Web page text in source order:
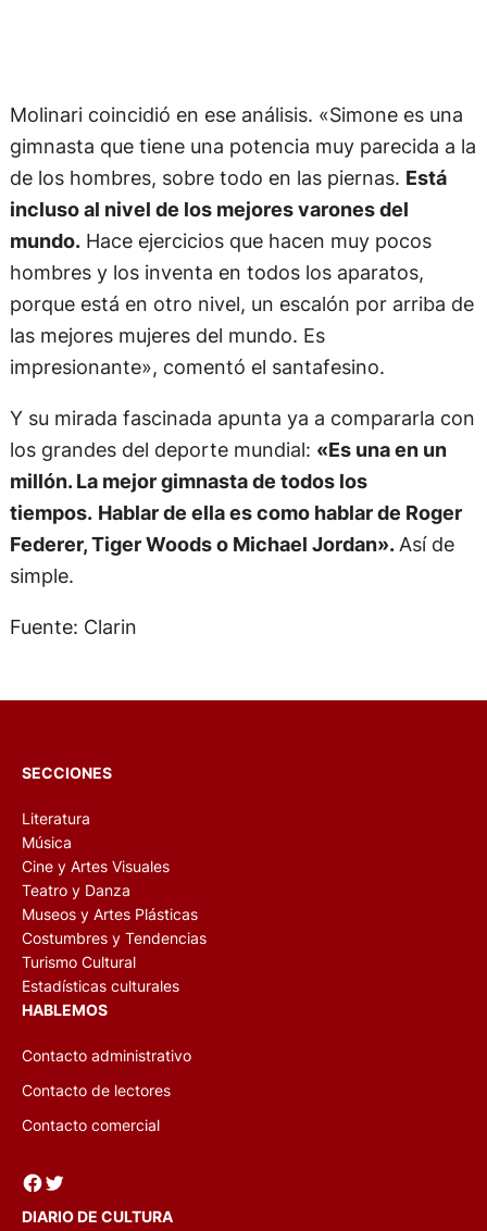
Molinari coincidió en ese análisis. «Simone es una
gimnasta que tiene una potencia muy parecida a la
de los hombres, sobre todo en las piernas. Está
incluso al nivel de los mejores varones del
mundo.Hace ejercicios que hacen muy pocos
hombres y los inventa en todos los aparatos,
porque está en otro nivel, un escalón por arriba de
las mejores mujeres del mundo. Es
impresionante», comentó el santafesino.
Y su mirada fascinada apunta ya a compararla con
los grandes del deporte mundial: «Es una en un
millón. La mejor gimnasta de todos los
tiempos. Hablar de ella es como hablar de Roger
Federer, Tiger Woods o Michael Jordan». Así de
simple.
Fuente: Clarin
SECCIONES
Literatura
Música
Cine y Artes Visuales
Teatro y Danza
Museos y Artes Plásticas
Costumbres y Tendencias
Turismo Cultural
Estadísticas culturales
HABLEMOS
Contacto administrativo
Contacto de lectores
Contacto comercial
Facebook Twitter
DIARIO DE CULTURA